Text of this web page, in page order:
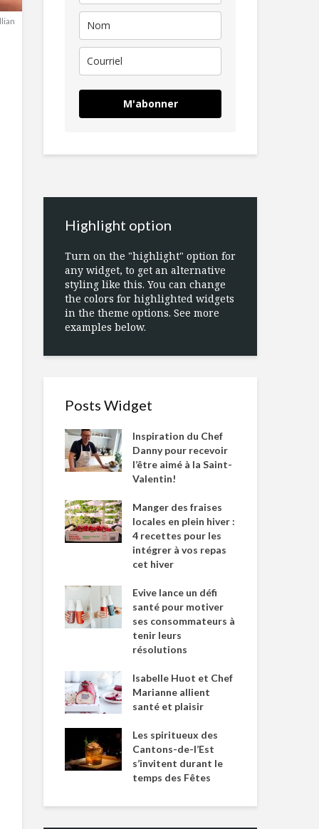
M'abonner
Highlight option
Turn on the "highlight" option for
any widget, to get an alternative
styling like this. You can change
the colors for highlighted widgets
in the theme options. See more
examples below.
Posts Widget
Inspiration du Chef
Danny pour recevoir
l’être aimé à la Saint-
Valentin!
Manger des fraises
locales en plein hiver :
4 recettes pour les
intégrer à vos repas
cet hiver
Evive lance un défi
santé pour motiver
ses consommateurs à
tenir leurs
résolutions
Isabelle Huot et Chef
Marianne allient
santé et plaisir
Les spiritueux des
Cantons-de-l’Est
s’invitent durant le
temps des Fêtes